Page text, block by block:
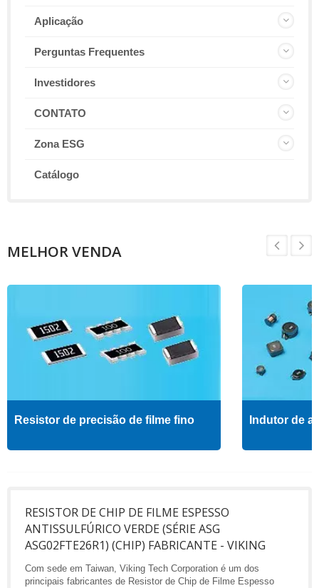
Aplicação
Perguntas Frequentes
Investidores
CONTATO
Zona ESG
Catálogo
MELHOR VENDA
Resistor de precisão de filme fino Indutor de
RESISTOR DE CHIP DE FILME ESPESSO
ANTISSULFÚRICO VERDE (SÉRIE ASG
ASG02FTE26R1) (CHIP) FABRICANTE - VIKING
Com sede em Taiwan, Viking Tech Corporation é um dos
principais fabricantes de Resistor de Chip de Filme Espesso